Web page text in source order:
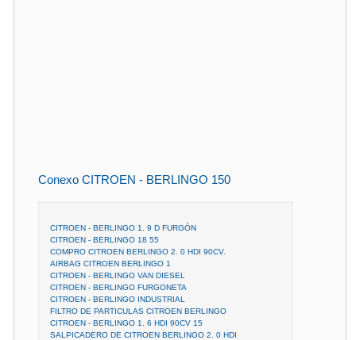
Conexo CITROEN - BERLINGO 150
CITROEN - BERLINGO 1. 9 D FURGÓN
CITROEN - BERLINGO 18 55
COMPRO CITROEN BERLINGO 2. 0 HDI 90CV.
AIRBAG CITROEN BERLINGO 1
CITROEN - BERLINGO VAN DIESEL
CITROEN - BERLINGO FURGONETA
CITROEN - BERLINGO INDUSTRIAL
FILTRO DE PARTICULAS CITROEN BERLINGO
CITROEN - BERLINGO 1. 6 HDI 90CV 15
SALPICADERO DE CITROEN BERLINGO 2. 0 HDI